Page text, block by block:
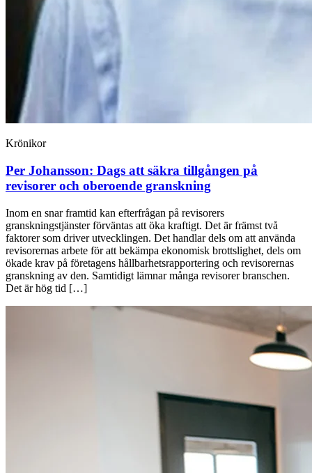
Krönikor
Per Johansson: Dags att säkra tillgången på
revisorer och oberoende granskning
Inom en snar framtid kan efterfrågan på revisorers
granskningstjänster förväntas att öka kraftigt. Det är främst två
faktorer som driver utvecklingen. Det handlar dels om att använda
revisorernas arbete för att bekämpa ekonomisk brottslighet, dels om
ökade krav på företagens hållbarhetsrapportering och revisorernas
granskning av den. Samtidigt lämnar många revisorer branschen.
Det är hög tid […]